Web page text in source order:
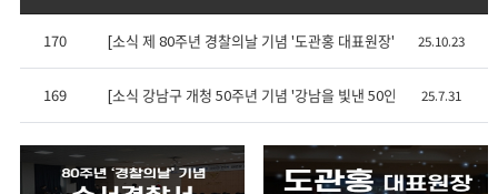
170 [소식 제 80주년 경찰의날 기념 '도관홍 대표원장' 감사장 수여식
25.10.23
169 [소식 강남구 개청 50주년 기념 '강남을 빛낸 50인 도관홍 대표원
25.7.31